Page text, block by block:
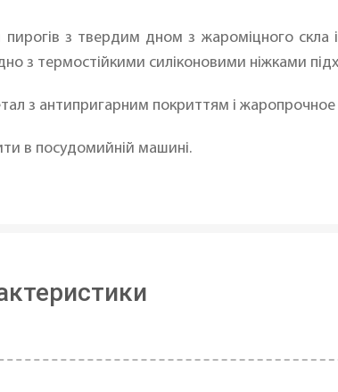
з твердим дном з жароміцного скла
з термостійкими силіконовими ніжками
з антипригарним покриттям і жаропрочное
в посудомийній машині.